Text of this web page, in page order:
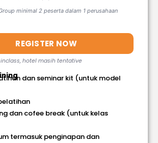
minimal 2 peserta dalam 1 perusahaan
REGISTER NOW
hotel masih tentative
dan seminar kit (untuk model
dan cofee break (untuk kelas
termasuk penginapan dan